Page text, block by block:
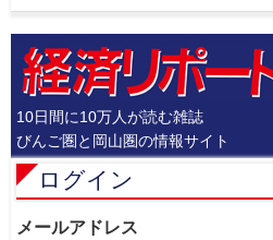
10日間に10万人が読む雑誌
びんご圏と岡山圏の情報サイト
ログイン
メールアドレス